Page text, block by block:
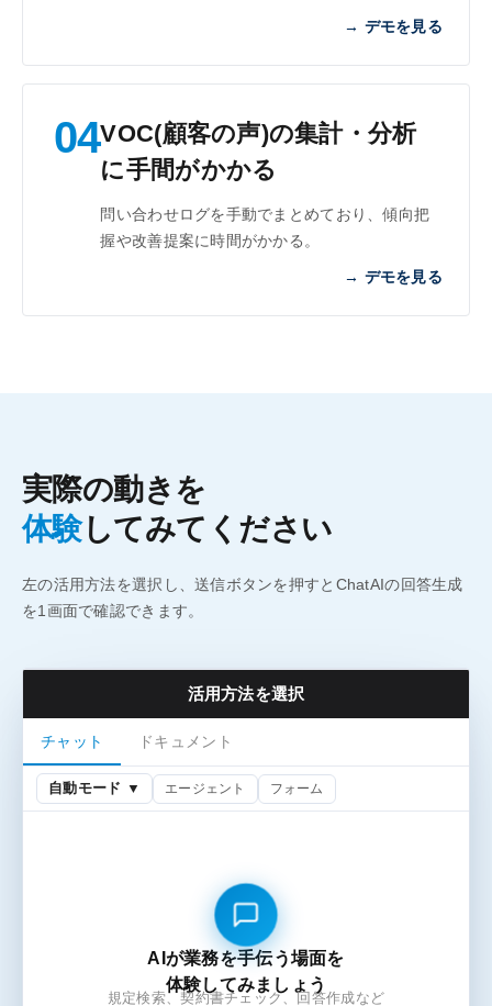
→ デモを見る
04VOC(顧客の声)の集計・分析
に手間がかかる
問い合わせログを手動でまとめており、傾向把
握や改善提案に時間がかかる。
→ デモを見る
実際の動きを
体験してみてください
左の活用方法を選択し、送信ボタンを押すとChatAIの回答生成
を1画面で確認できます。
活用方法を選択
チャット ドキュメント
自動モード ▼ エージェント フォーム
AIが業務を手伝う場面を
体験してみましょう
規定検索、契約書チェック、回答作成など